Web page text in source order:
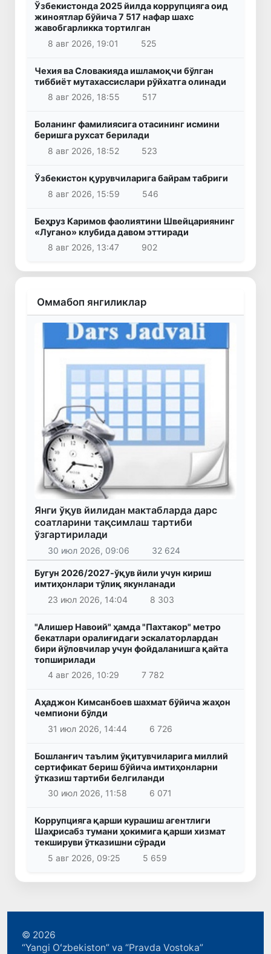
Ўзбекистонда 2025 йилда коррупцияга оид
жиноятлар бўйича 7 517 нафар шахс
жавобгарликка тортилган
8 авг 2026, 19:01
525
Чехия ва Словакияда ишламоқчи бўлган
тиббиёт мутахассислари рўйхатга олинади
8 авг 2026, 18:55
517
Боланинг фамилиясига отасининг исмини
беришга рухсат берилади
8 авг 2026, 18:52
523
Ўзбекистон қурувчиларига байрам табриги
8 авг 2026, 15:59
546
Беҳруз Каримов фаолиятини Швейцариянинг
«Лугано» клубида давом эттиради
8 авг 2026, 13:47
902
Оммабоп янгиликлар
Янги ўқув йилидан мактабларда дарс
соатларини тақсимлаш тартиби
ўзгартирилади
30 июл 2026, 09:06 32 624
Бугун 2026/2027-ўқув йили учун кириш
имтиҳонлари тўлиқ якунланади
23 июл 2026, 14:04
8 303
"Алишер Навоий" ҳамда "Пахтакор" метро
бекатлари оралиғидаги эскалаторлардан
бири йўловчилар учун фойдаланишга қайта
топширилади
4 авг 2026, 10:29
7 782
Аҳаджон Кимсанбоев шахмат бўйича жаҳон
чемпиони бўлди
31 июл 2026, 14:44
6 726
Бошланғич таълим ўқитувчиларига миллий
сертификат бериш бўйича имтиҳонларни
ўтказиш тартиби белгиланди
30 июл 2026, 11:58
6 071
Коррупцияга қарши курашиш агентлиги
Шаҳрисабз тумани ҳокимига қарши хизмат
текшируви ўтказишни сўради
5 авг 2026, 09:25
5 659
© 2026
“Yangi Oʻzbekiston” va “Pravda Vostoka”